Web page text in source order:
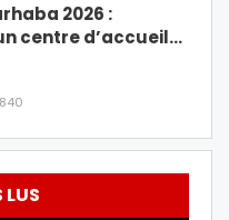
2026 :
centre d’accueil…
LUS